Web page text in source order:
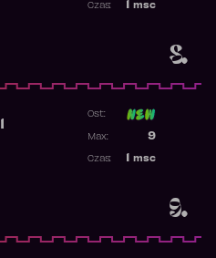
8.
msc
Czas:
9.
Ost:
9
Max:
msc
Czas: